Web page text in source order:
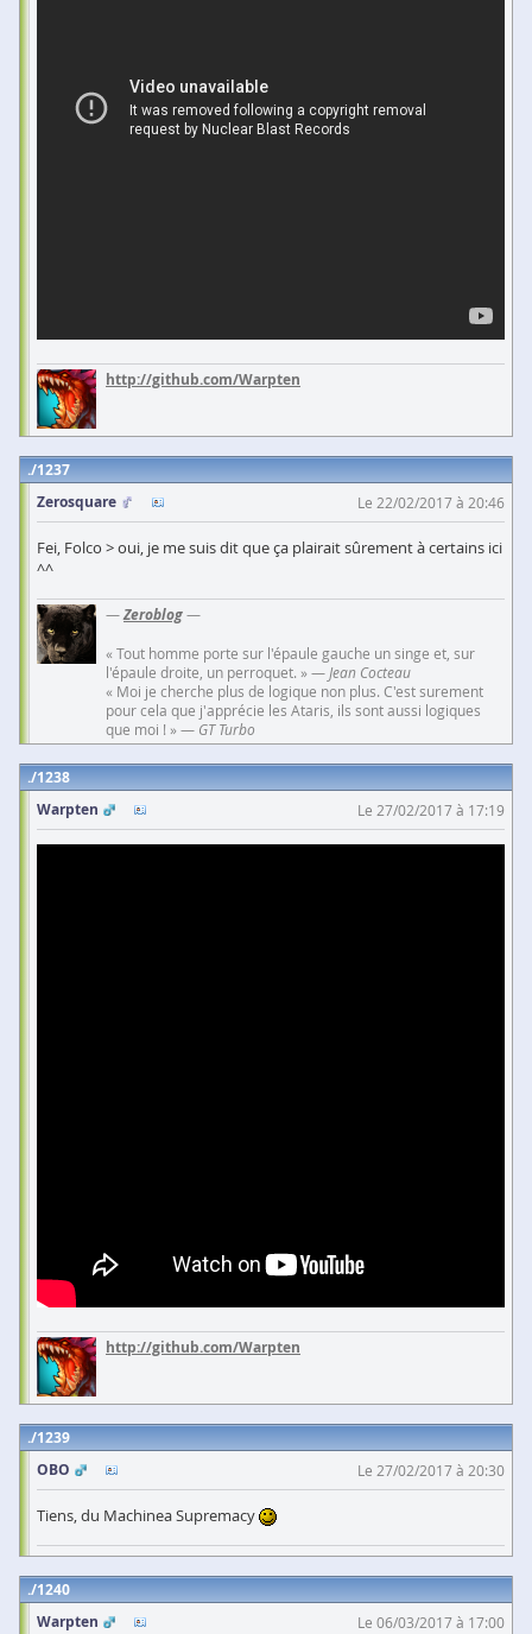
http://github.com/Warpten
1237
Zerosquare
Le 22/02/2017 à 20:46
Fei, Folco > oui, je me suis dit que ça plairait sûrement à certains ici
^^
—Zeroblog—
« Tout homme porte sur l'épaule gauche un singe et, sur
l'épaule droite, un perroquet. » —Jean Cocteau
« Moi je cherche plus de logique non plus. C'est surement
pour cela que j'apprécie les Ataris, ils sont aussi logiques
que moi ! » — GT Turbo
1238
Warpten
Le 27/02/2017 à 17:19
http://github.com/Warpten
1239
OBO
Le 27/02/2017 à 20:30
Tiens, du Machinea Supremacy
1240
Warpten
Le 06/03/2017 à 17:00